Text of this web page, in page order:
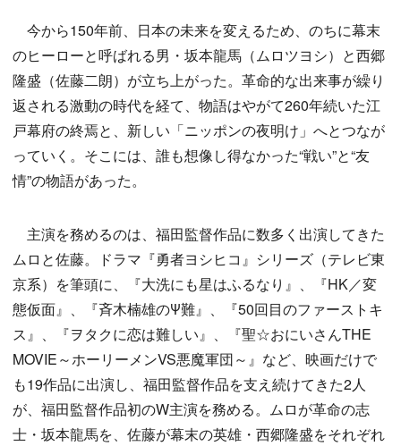
今から150年前、日本の未来を変えるため、のちに幕末
のヒーローと呼ばれる男・坂本龍馬（ムロツヨシ）と西郷
隆盛（佐藤二朗）が立ち上がった。革命的な出来事が繰り
返される激動の時代を経て、物語はやがて260年続いた江
戸幕府の終焉と、新しい「ニッポンの夜明け」へとつなが
っていく。そこには、誰も想像し得なかった“戦い”と“友
情”の物語があった。
主演を務めるのは、福田監督作品に数多く出演してきた
ムロと佐藤。ドラマ『勇者ヨシヒコ』シリーズ（テレビ東
京系）を筆頭に、『大洗にも星はふるなり』、『HK／変
態仮面』、『斉木楠雄のΨ難』、『50回目のファーストキ
ス』、『ヲタクに恋は難しい』、『聖☆おにいさんTHE
MOVIE～ホーリーメンVS悪魔軍団～』など、映画だけで
も19作品に出演し、福田監督作品を支え続けてきた2人
が、福田監督作品初のW主演を務める。ムロが革命の志
士・坂本龍馬を、佐藤が幕末の英雄・西郷隆盛をそれぞれ